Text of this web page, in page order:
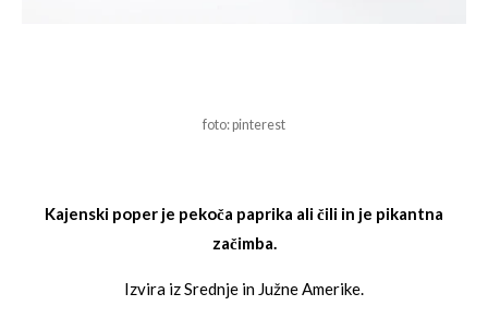
foto: pinterest
Kajenski poper je pekoča paprika ali čili in je pikantna
začimba.
Izvira iz Srednje in JužneAmerike.